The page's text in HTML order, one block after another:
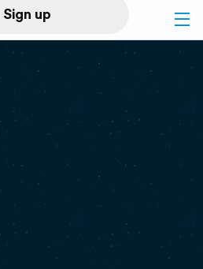
Sign up
Log in